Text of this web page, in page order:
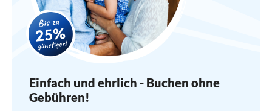
Einfach und ehrlich - Buchen ohne
Gebühren!